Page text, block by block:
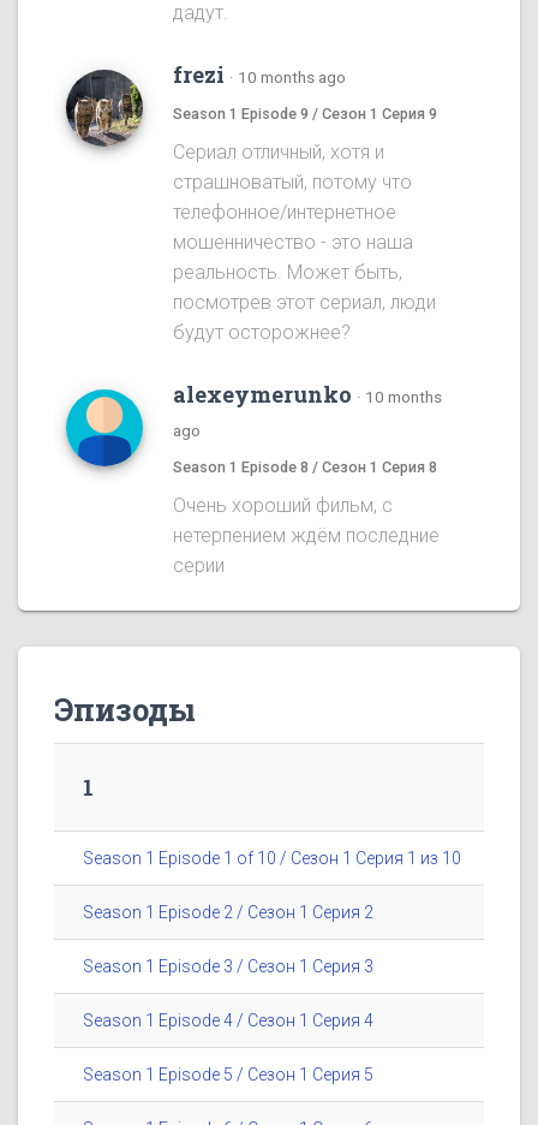
дадут.
frezi · 10 months ago
Season 1 Episode 9 / Сезон 1 Серия 9
Сериал отличный, хотя и
страшноватый, потому что
телефонное/интернетное
мошенничество - это наша
реальность. Может быть,
посмотрев этот сериал, люди
будут осторожнее?
alexeymerunko · 10 months
ago
Season 1 Episode 8 / Сезон 1 Серия 8
Очень хороший фильм, с
нетерпением ждём последние
серии
Эпизоды
1
Season 1 Episode 1 of 10 / Сезон 1 Серия 1 из 10
Season 1 Episode 2 / Сезон 1 Серия 2
Season 1 Episode 3 / Сезон 1 Серия 3
Season 1 Episode 4 / Сезон 1 Серия 4
Season 1 Episode 5 / Сезон 1 Серия 5